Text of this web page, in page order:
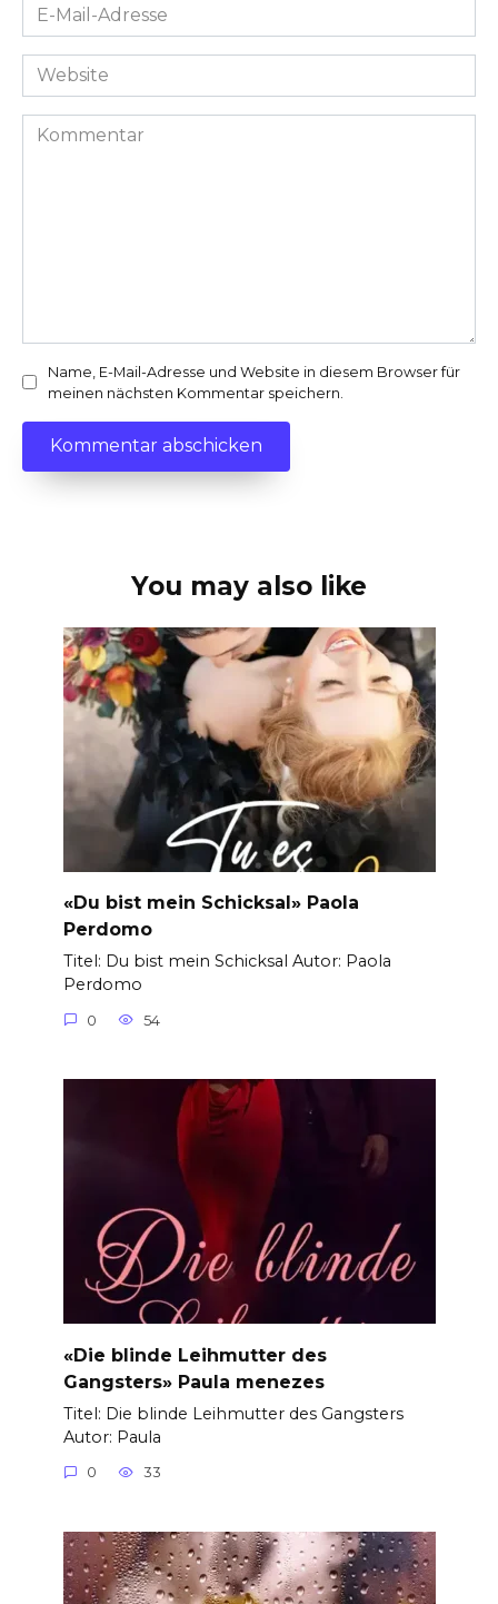
E-
Mail-
Adresse
Website
Kommentar
Name, E-Mail-Adresse und Website in diesem Browser für
meinen nächsten Kommentar speichern.
You may also like
«Du bist mein Schicksal» Paola
Perdomo
Titel: Du bist mein Schicksal Autor: Paola
Perdomo
0 54
«Die blinde Leihmutter des
Gangsters» Paula menezes
Titel: Die blinde Leihmutter des Gangsters
Autor: Paula
0 33